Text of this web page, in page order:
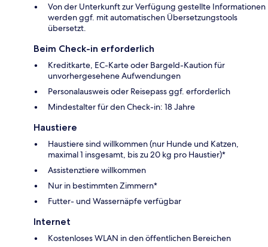
Von der Unterkunft zur Verfügung gestellte Informationen
werden ggf. mit automatischen Übersetzungstools
übersetzt.
Beim Check-in erforderlich
Kreditkarte, EC-Karte oder Bargeld-Kaution für
unvorhergesehene Aufwendungen
Personalausweis oder Reisepass ggf. erforderlich
Mindestalter für den Check-in: 18 Jahre
Haustiere
Haustiere sind willkommen (nur Hunde und Katzen,
maximal 1 insgesamt, bis zu 20 kg pro Haustier)*
Assistenztiere willkommen
Nur in bestimmten Zimmern*
Futter- und Wassernäpfe verfügbar
Internet
Kostenloses WLAN in den öffentlichen Bereichen